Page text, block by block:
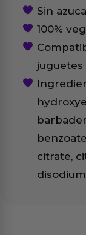
Sin
100%
juguetes
citrate,